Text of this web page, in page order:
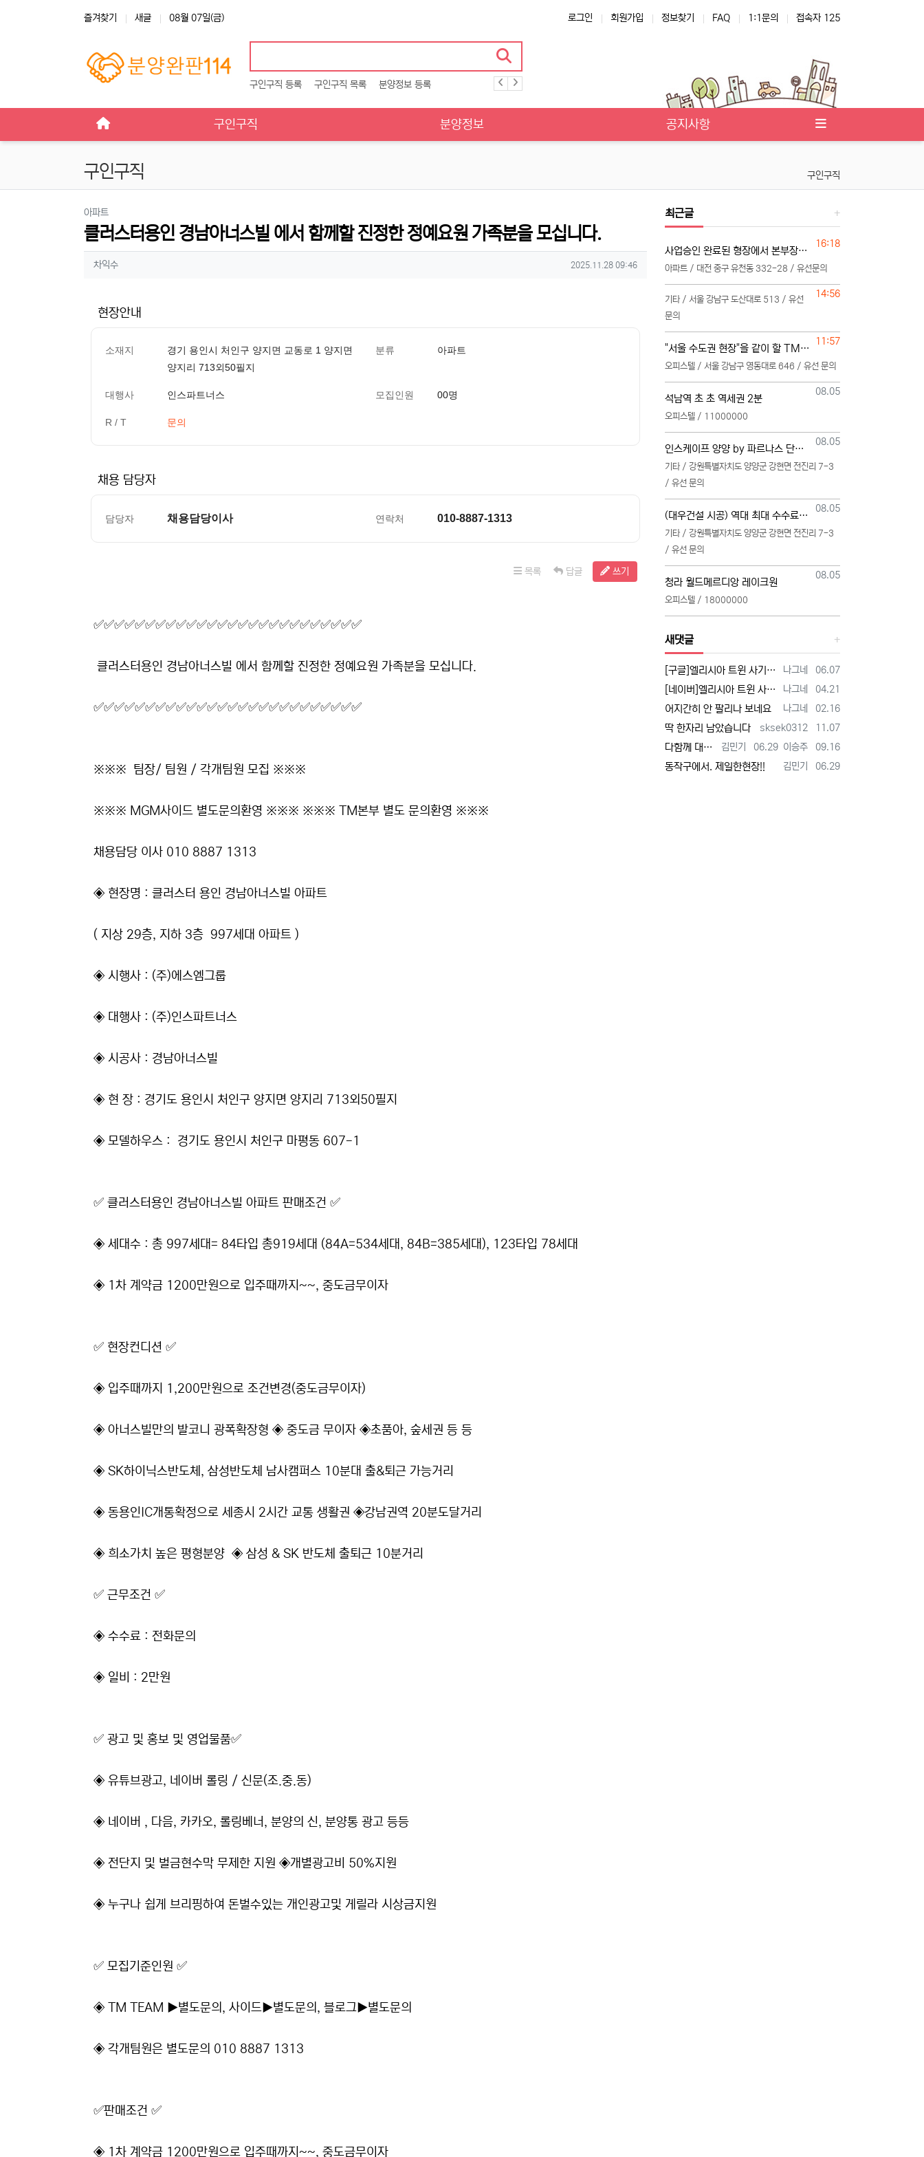
즐겨찾기 새글 08월 07일(금) 로그인 회원가입 정보찾기 FAQ 1:1문의 접속자 125
구인구직 등록 구인구직 목록 분양정보 등록
구인구직 분양정보 공지사항
구인구직 구인구직
아파트
클러스터용인 경남아너스빌 에서 함께할 진정한 정예요원 가족분을 모십니다.
작성자 정보
차익수작성 작성일
2025.11.28 09:46
현장안내
소재지
경기 용인시 처인구 양지면 교동로 1 양지면
양지리 713외50필지
분류 아파트
대행사 인스파트너스 모집인원 00명
R / T 문의
채용 담당자
담당자 채용담당이사 연락처 010-8887-1313
목록 답글 쓰기
본문
✅✅✅✅✅✅✅✅✅✅✅✅✅✅✅✅✅✅✅✅✅✅✅✅✅✅
클러스터용인 경남아너스빌 에서 함께할 진정한 정예요원 가족분을 모십니다.
✅✅✅✅✅✅✅✅✅✅✅✅✅✅✅✅✅✅✅✅✅✅✅✅✅✅
※※※ 팀장/ 팀원 / 각개팀원 모집 ※※※
※※※ MGM사이드 별도문의환영 ※※※ ※※※ TM본부 별도 문의환영 ※※※
채용담당 이사 010 8887 1313
◈ 현장명 : 클러스터 용인 경남아너스빌 아파트
( 지상 29층, 지하 3층 997세대 아파트 )
◈ 시행사 : (주)에스엠그룹
◈ 대행사 : (주)인스파트너스
◈ 시공사 : 경남아너스빌
◈ 현 장 : 경기도 용인시 처인구 양지면 양지리 713외50필지
◈ 모델하우스 : 경기도 용인시 처인구 마평동 607-1
✅ 클러스터용인 경남아너스빌 아파트 판매조건 ✅
◈ 세대수 : 총 997세대= 84타입 총919세대 (84A=534세대, 84B=385세대), 123타입 78세대
◈ 1차 계약금 1200만원으로 입주때까지~~, 중도금무이자
✅ 현장컨디션 ✅
◈ 입주때까지 1,200만원으로 조건변경(중도금무이자)
◈ 아너스빌만의 발코니 광폭확장형 ◈ 중도금 무이자 ◈초품아, 숲세권 등 등
◈ SK하이닉스반도체, 삼성반도체 남사캠퍼스 10분대 출&퇴근 가능거리
​◈ 동용인IC개통확정으로 세종시 2시간 교통 생활권 ◈강남권역 20분도달거리
​◈ 희소가치 높은 평형분양​ ◈ 삼성 & SK 반도체 출퇴근 10분거리
✅ 근무조건 ✅
◈ 수수료 : 전화문의
◈ 일비 : 2만원
✅ 광고 및 홍보 및 영업물품✅
◈ 유튜브광고, 네이버 롤링 / 신문(조.중.동)
◈ 네이버 , 다음, 카카오, 롤링베너, 분양의 신, 분양통 광고 등등
◈ 전단지 및 벌금현수막 무제한 지원 ◈개별광고비 50%지원
◈ 누구나 쉽게 브리핑하여 돈벌수있는 개인광고및 게릴라 시상금지원
✅ 모집기준인원 ✅
◈ TM TEAM ▶별도문의, 사이드▶별도문의, 블로그▶별도문의
◈ 각개팀원은 별도문의 010 8887 1313
✅판매조건 ✅
​◈ 1차 계약금 1200만원으로 입주때까지~~, 중도금무이자
최근글
등록일
16:18
사업승인 완료된 형장에서 본부장님 모십니다
아파트 / 대전 중구 유천동 332-28 / 유선문의
등록일
14:56
기타 / 서울 강남구 도산대로 513 / 유선
문의
등록일
11:57
"서울 수도권 현장"을 같이 할 TM 단독 단일 영업본부 팀 선착순 모집
오피스텔 / 서울 강남구 영동대로 646 / 유선 문의
등록일
08.05
석남역 초 초 역세권 2분
오피스텔 / 11000000
등록일
08.05
인스케이프 양양 by 파르나스 단일 본부 모집
기타 / 강원특별자치도 양양군 강현면 전진리 7-3
/ 유선 문의
등록일
08.05
(대우건설 시공) 역대 최대 수수료 지급, 단독 단일 영업본부 선착순 모집 (팀,팀원 개별문의 가능)
기타 / 강원특별자치도 양양군 강현면 전진리 7-3
/ 유선 문의
등록일
08.05
청라 월드메르디앙 레이크원
오피스텔 / 18000000
새댓글
등록자
나그네 등록일
06.07
[구글]엘리시아 트윈 사기 - 검색
등록자
나그네 등록일
04.21
[네이버]엘리시아 트윈 사기 - 검색
등록자
나그네 등록일
02.16
어지간히 안 팔리나 보네요
등록자
sksek0312 등록일
11.07
딱 한자리 남았습니다
등록자
이승주 등록일
09.16
등록자
김민기 등록일
06.29
다함께 대박납니다.
등록자
김민기 등록일
06.29
동작구에서. 제일한현장!!